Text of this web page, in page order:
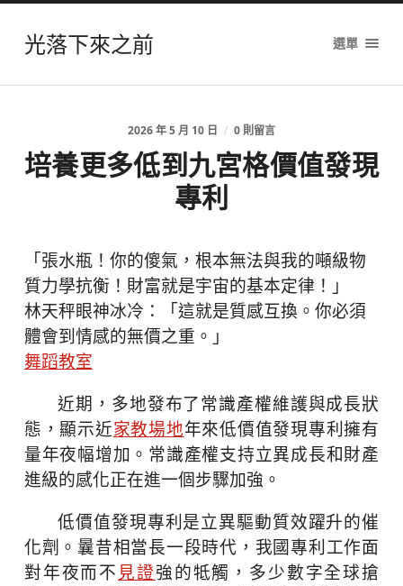
光落下來之前 選單
2026 年 5 月 10 日 / 0 則留言
培養更多低到九宮格價值發現
專利
「張水瓶！你的傻氣，根本無法與我的噸級物
質力學抗衡！財富就是宇宙的基本定律！」
林天秤眼神冰冷：「這就是質感互換。你必須
體會到情感的無價之重。」
舞蹈教室
近期，多地發布了常識產權維護與成長狀
態，顯示近家教場地年來低價值發現專利擁有
量年夜幅增加。常識產權支持立異成長和財產
進級的感化正在進一個步驟加強。
低價值發現專利是立異驅動質效躍升的催
化劑。曩昔相當長一段時代，我國專利工作面
對年夜而不見證強的牴觸，多少數字全球搶